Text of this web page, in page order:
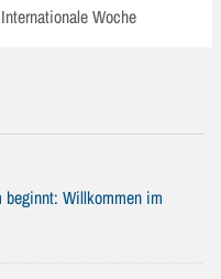
Internationale Woche
Willkommen im